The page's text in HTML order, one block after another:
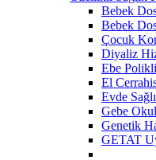
Bebek
Bebek
Çocuk
Diyaliz
Ebe
El
Evde
Gebe
Genetik
GETAT